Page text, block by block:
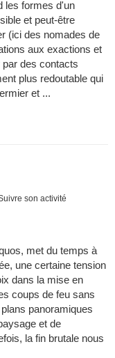
les formes d'un
et peut-être
(ici des nomades de
aux exactions et
des contacts
plus redoutable qui
et ...
son activité
met du temps à
une certaine tension
dans la mise en
coups de feu sans
panoramiques
et de
la fin brutale nous